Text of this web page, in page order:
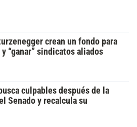
crean un fondo para
“ganar” sindicatos aliados
culpables después de la
Senado y recalcula su